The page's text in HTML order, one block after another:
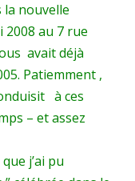
la nouvelle
2008 au 7 rue
avait déjà
Patiemment ,
à ces
– et assez
j’ai pu